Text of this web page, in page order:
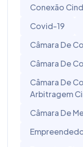
Conexão
Covid-19
Câmara De
Câmara De
Câmara De
Arbitragem
Câmara De